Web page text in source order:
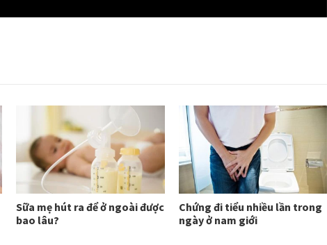
Sữa mẹ hút ra để ở ngoài được
bao lâu?
Chứng đi tiểu nhiều lần trong
ngày ở nam giới